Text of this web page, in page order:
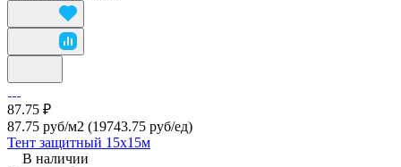
87.75 ₽
87.75 руб/м2 (19743.75 руб/eд)
Тент защитный 15х15м
В наличии